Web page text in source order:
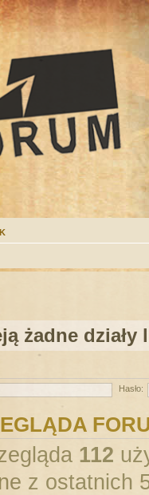
żadne
Hasło:
112
z ostatnich